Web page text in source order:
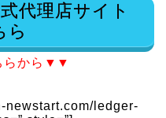
代理店サイト
ら
らから▼▼
newstart.com/ledger-